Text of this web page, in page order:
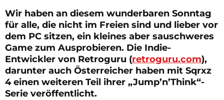
Wir haben an diesem wunderbaren Sonntag
für alle, die nicht im Freien sind und lieber vor
dem PC sitzen, ein kleines aber sauschweres
Game zum Ausprobieren. Die Indie-
Entwickler von Retroguru (retroguru.com),
darunter auch Österreicher haben mit Sqrxz
4 einen weiteren Teil ihrer „Jump’n’Think“-
Serie veröffentlicht.